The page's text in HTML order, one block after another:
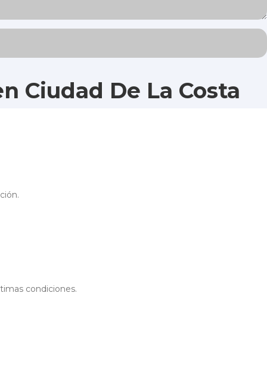
Ciudad De La Costa
condiciones.